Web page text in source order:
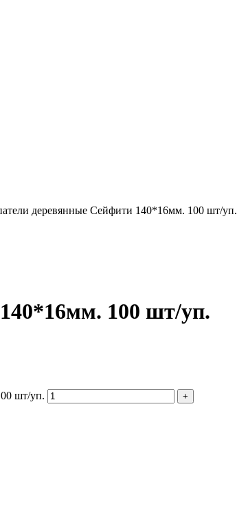
деревянные Сейфити 140*16мм. 100 шт/уп.
100 шт/уп.
шт/уп.